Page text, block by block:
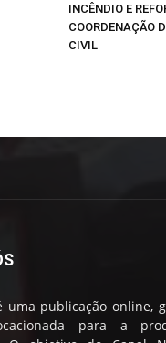
INCÊNDIO E
COORDENAÇÃO
CIVIL
uma publicação online,
para a